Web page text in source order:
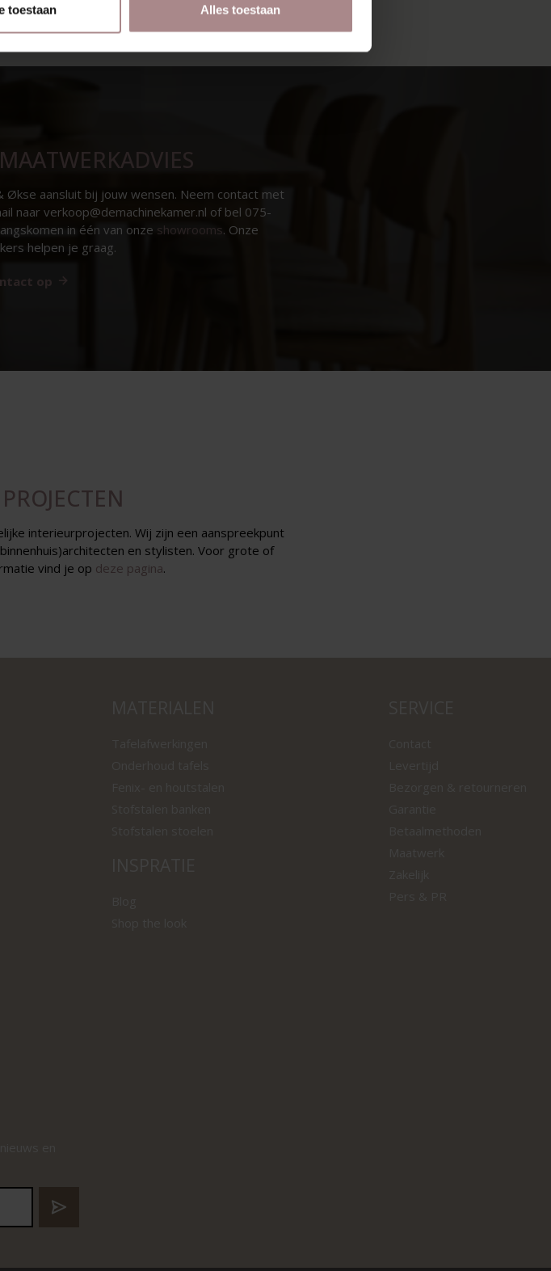
toestaan Alles toestaan
MAATWERKADVIES
aansluit bij jouw wensen. Neem contact met
naar verkoop@demachinekamer.nl of bel 075-
in één van onze showrooms. Onze
helpen je graag.
op
PROJECTEN
interieurprojecten. Wij zijn een aanspreekpunt
en stylisten. Voor grote of
vind je op deze pagina.